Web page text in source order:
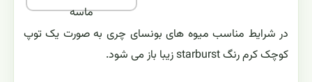
ماسه
در شرایط مناسب میوه های بونسای چری به صورت یک توپ
کوچک کرم رنگ starburst زیبا باز می شود.